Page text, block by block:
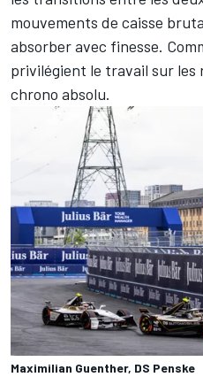
mouvements de caisse
absorber avec finesse.
privilégient le travail sur les
chrono absolu.
Maximilian Guenther, DS Penske